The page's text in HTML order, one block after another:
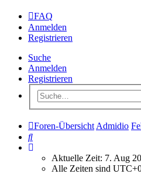
FAQ
Anmelden
Registrieren
Suche
Anmelden
Registrieren
Foren-Übersicht Admidio
Suche
Aktuelle Zeit: 7. Aug
Alle Zeiten sind